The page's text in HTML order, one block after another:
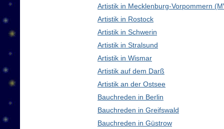
Artistik in Mecklenburg-Vorpommern
Artistik in Rostock
Artistik in Schwerin
Artistik in Stralsund
Artistik in Wismar
Artistik auf dem Darß
Artistik an der Ostsee
Bauchreden in Berlin
Bauchreden in Greifswald
Bauchreden in Güstrow